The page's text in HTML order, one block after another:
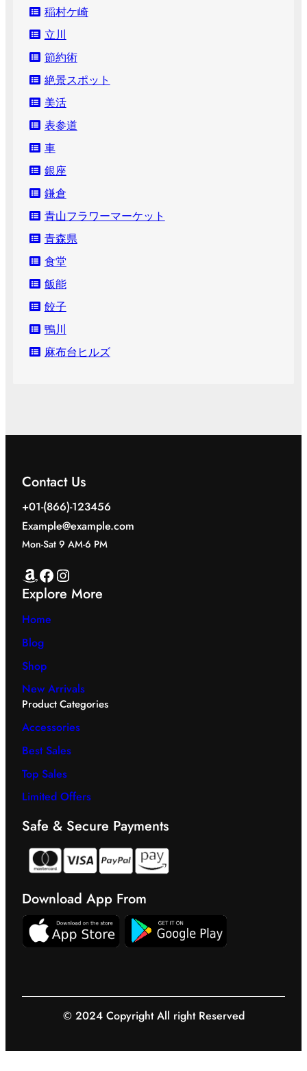
稲村ケ崎
立川
節約術
絶景スポット
美活
表参道
車
銀座
鎌倉
青山フラワーマーケット
青森県
食堂
飯能
餃子
鴨川
麻布台ヒルズ
Contact Us
+01-(866)-123456
Example@example.com
Mon-Sat 9 AM-6 PM
Amazon Facebook Instagram
Explore More
Home
Blog
Shop
New Arrivals
Product Categories
Accessories
Best Sales
Top Sales
Limited Offers
Safe & Secure Payments
Download App From
© 2024 Copyright All right Reserved